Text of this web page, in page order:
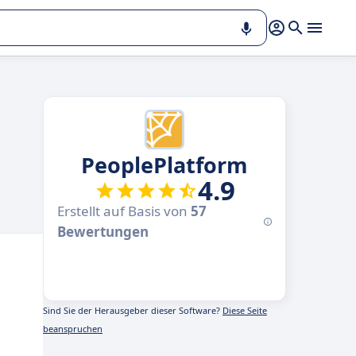
PeoplePlatform
4.9
Erstellt auf Basis von 57
Bewertungen
Sind Sie der Herausgeber dieser Software? Diese Seite
beanspruchen